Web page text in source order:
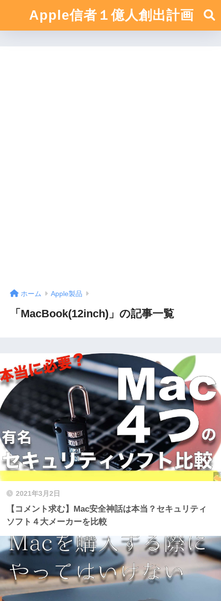
Apple信者１億人創出計画
ホーム Apple製品
「MacBook(12inch)」の記事一覧
2021年3月2日
【コメント求む】Mac安全神話は本当？セキュリティ
ソフト４大メーカーを比較